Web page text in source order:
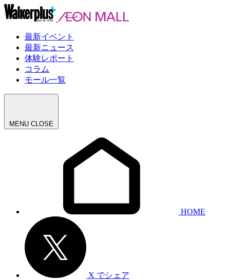
最新イベント
最新ニュース
体験レポート
コラム
モール一覧
MENU CLOSE
HOME
X でシェア